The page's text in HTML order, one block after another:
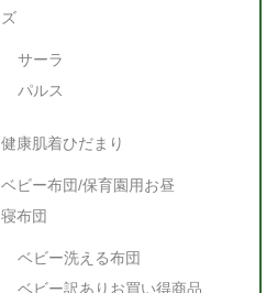
ズ
サーラ
パルス
健康肌着ひだまり
ベビー布団/保育園用お昼
寝布団
ベビー洗える布団
ベビー訳ありお買い得商品